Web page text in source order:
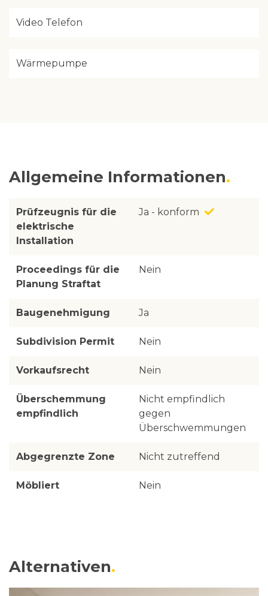
Video Telefon
Wärmepumpe
Allgemeine Informationen
Prüfzeugnis für die
elektrische
Installation
Ja - konform
Proceedings für die
Planung Straftat
Nein
Baugenehmigung Ja
Subdivision Permit Nein
Vorkaufsrecht Nein
Überschemmung
empfindlich
Nicht empfindlich
gegen
Überschwemmungen
Abgegrenzte Zone Nicht zutreffend
Möbliert Nein
Alternativen